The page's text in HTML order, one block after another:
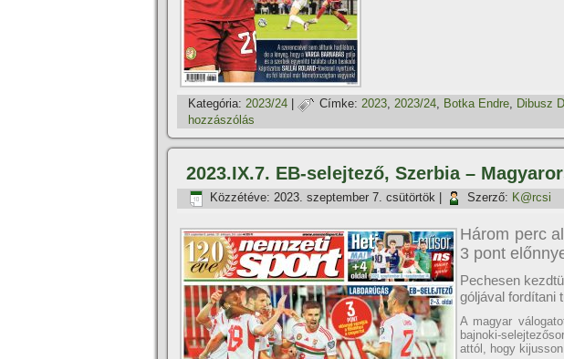
Kategória: 2023/24 Címke: 2023, 2023/24, Botka Endre, Dibusz
hozzászólás
2023.IX.7. EB-selejtező, Szerbia –
Közzétéve: 2023. szeptember 7. csütörtök Szerző: K@rcsi
Három perc
3 pont
Pechesen
góljával fordítani
A magyar
bajnoki-
attól, hogy